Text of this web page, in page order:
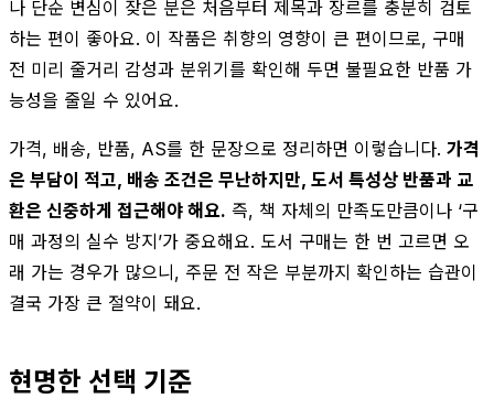
나 단순 변심이 잦은 분은 처음부터 제목과 장르를 충분히 검토
하는 편이 좋아요. 이 작품은 취향의 영향이 큰 편이므로, 구매
전 미리 줄거리 감성과 분위기를 확인해 두면 불필요한 반품 가
능성을 줄일 수 있어요.
가격, 배송, 반품, AS를 한 문장으로 정리하면 이렇습니다. 가격
은 부담이 적고, 배송 조건은 무난하지만, 도서 특성상 반품과 교
환은 신중하게 접근해야 해요. 즉, 책 자체의 만족도만큼이나 ‘구
매 과정의 실수 방지’가 중요해요. 도서 구매는 한 번 고르면 오
래 가는 경우가 많으니, 주문 전 작은 부분까지 확인하는 습관이
결국 가장 큰 절약이 돼요.
현명한 선택 기준